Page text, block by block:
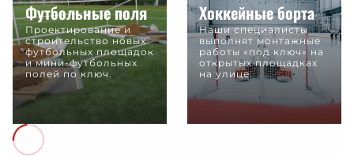
Футбольные поля
Проектирование и
строительство новых
футбольных площадок
и мини-футбольных
полей по ключ.
Хоккейные борта
Наши специалисты
выполнят монтажные
работы «под ключ» на
открытых площадках
на улице.